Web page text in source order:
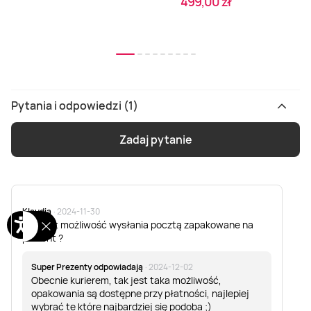
na masełku Shea -
podstawowy - 60
Masaż relaksacyjny
czekoladą w
Kraków
DART - DUŻA
60 min.
Malowanie z winem
godziny
Gdańsk, Katowice
Pytania i odpowiedzi (1)
Zadaj pytanie
Klaudia · 2024-11-30
Czy jest możliwość wysłania pocztą zapakowane na
prezent ?
Super Prezenty odpowiadają · 2024-12-02
Obecnie kurierem, tak jest taka możliwość,
opakowania są dostępne przy płatności, najlepiej
wybrać te które najbardziej się podoba ;)